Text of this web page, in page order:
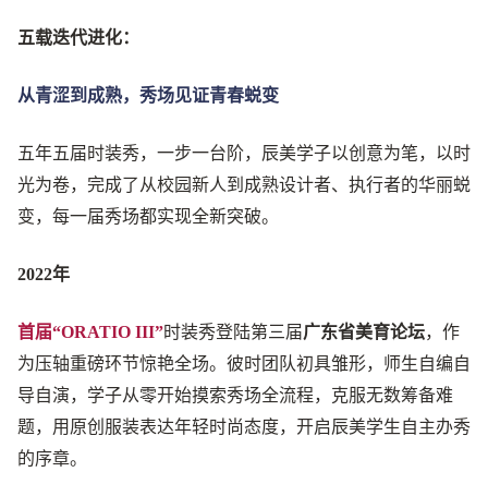
五载迭代进化：
从青涩到成熟，秀场见证青春蜕变
五年五届时装秀，一步一台阶，辰美学子以创意为笔，以时
光为卷，完成了从校园新人到成熟设计者、执行者的华丽蜕
变，每一届秀场都实现全新突破。
2022年
首届“ORATIO III”时装秀登陆第三届广东省美育论坛，作
为压轴重磅环节惊艳全场。彼时团队初具雏形，师生自编自
导自演，学子从零开始摸索秀场全流程，克服无数筹备难
题，用原创服装表达年轻时尚态度，开启辰美学生自主办秀
的序章。